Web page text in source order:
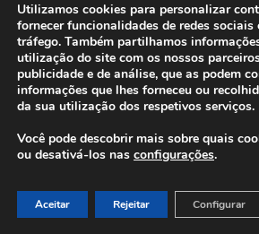
Utilizamos cookies para personalizar
fornecer funcionalidades de redes
tráfego. Também partilhamos
utilização do site com os nossos
publicidade e de análise, que as podem
informações que lhes forneceu ou
da sua utilização dos respetivos serviços.
Você pode descobrir mais sobre quais
ou desativá-los nas configurações.
Aceitar Rejeitar Configurar